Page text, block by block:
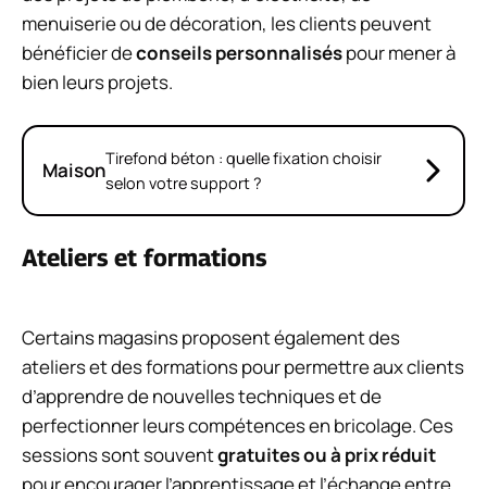
menuiserie ou de décoration, les clients peuvent
bénéficier deconseils personnaliséspour mener à
bien leurs projets.
MaisonTirefond béton : quelle fixation choisir
selon votre support ?
Ateliers et formations
Certains magasins proposent également des
ateliers et des formations pour permettre aux clients
d’apprendre de nouvelles techniques et de
perfectionner leurs compétences en bricolage. Ces
sessions sont souventgratuites ou à prix réduit